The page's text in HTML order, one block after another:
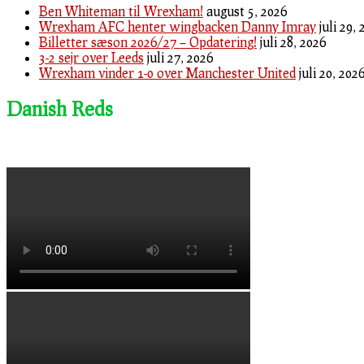
Ben Whiteman til Wrexham! august 5, 2026
Wrexham AFC henter wingbacken Danny Imray juli 29,
Billetter sæson 2026/27 – Opdatering! juli 28, 2026
3-2 sejr over Leeds juli 27, 2026
Wrexham vinder 1-0 over Manchester United juli 20, 2026
Danish Reds